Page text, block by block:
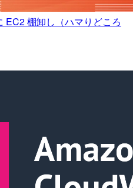
EC2 棚卸し（ハマりどころ